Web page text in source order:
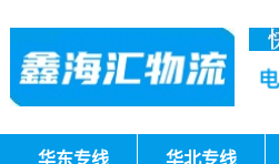
华东专线 华北专线